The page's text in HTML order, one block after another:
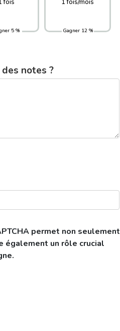
fois
5 %
1 fois/mois
Gagner 12 %
notes ?
permet non seulement
également un rôle crucial